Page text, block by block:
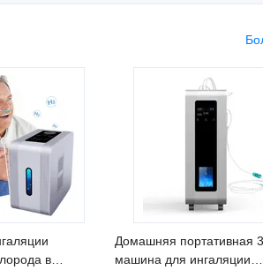
в
Домашняя портативная
машина для ингаляции